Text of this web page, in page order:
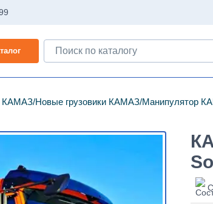
КАМАЗ Новые грузовики КАМАЗ Манипулятор